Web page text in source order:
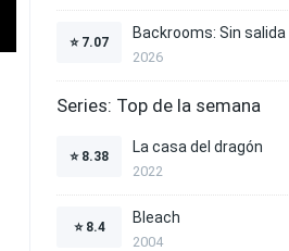
⭐ 7.07
Backrooms: Sin salida
2026
Series: Top de la semana
⭐ 8.38
La casa del dragón
2022
⭐ 8.4
Bleach
2004